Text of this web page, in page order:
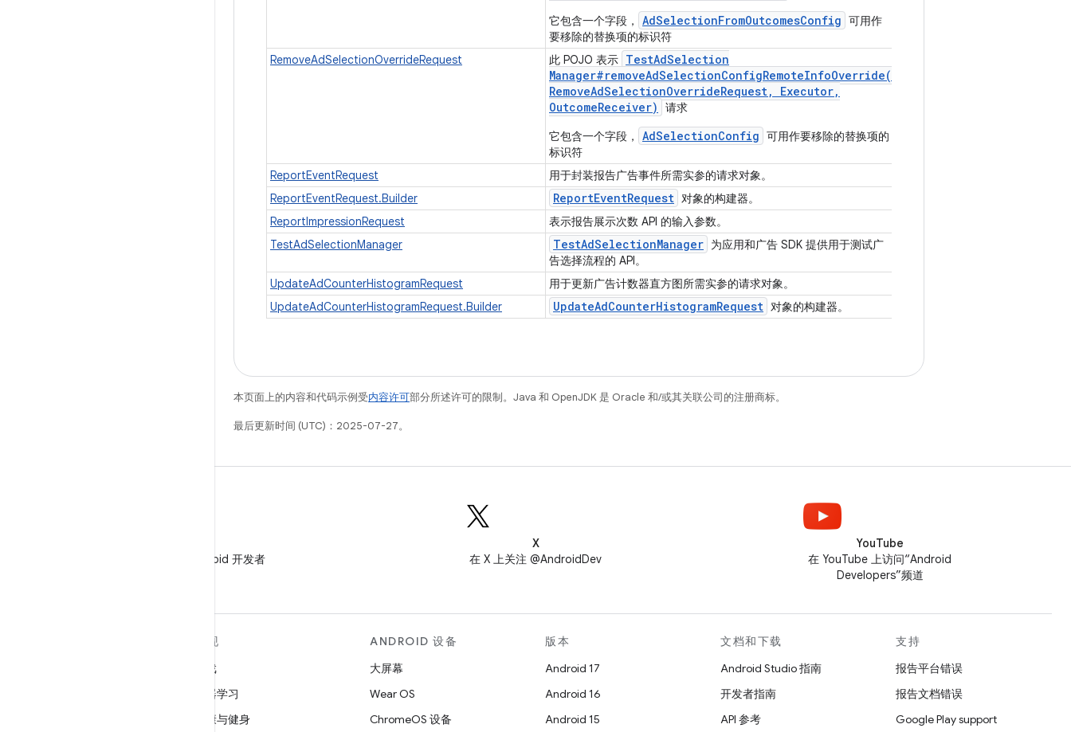
它包含一个字段，
AdSelectionFromOutcomesConfig 可用作
要移除的替换项的标识符
RemoveAdSelectionOverrideRequest
此 POJO 表示 TestAdSelection
Manager#removeAdSelectionConfigRemoteInfoOverride(
RemoveAdSelectionOverrideRequest, Executor,
OutcomeReceiver)
请求
它包含一个字段，
AdSelectionConfig 可用作要移除的替换项的
标识符
ReportEventRequest
用于封装报告广告事件所需实参的请求对象。
ReportEventRequest.Builder
ReportEventRequest 对象的构建器。
ReportImpressionRequest
表示报告展示次数 API 的输入参数。
TestAdSelectionManager
TestAdSelectionManager 为应用和广告 SDK 提供用于测试广
告选择流程的 API。
UpdateAdCounterHistogramRequest
用于更新广告计数器直方图所需实参的请求对象。
UpdateAdCounterHistogramRequest.Builder
UpdateAdCounterHistogramRequest 对象的构建器。
本页面上的内容和代码示例受内容许可部分所述许可的限制。Java 和 OpenJDK 是 Oracle 和/或其关联公司的注册商标。
最后更新时间 (UTC)：2025-07-27。
在微信中关注 Android 开发者
X
在 X 上关注 @AndroidDev
YouTube
在 YouTube 上访问“Android
Developers”频道
发现
游戏
机器学习
健康与健身
ANDROID 设备
大屏幕
Wear OS
ChromeOS 设备
版本
Android 17
Android 16
Android 15
文档和下载
Android Studio 指南
开发者指南
API 参考
支持
报告平台错误
报告文档错误
Google Play support